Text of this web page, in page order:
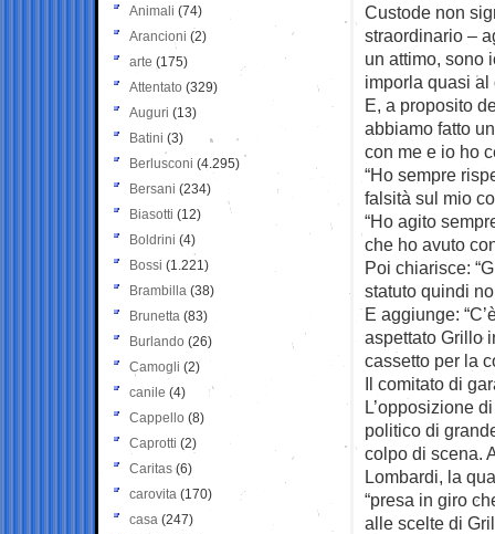
Custode non
straordinario –
un attimo, sono
imporla quasi al
E, a proposito
abbiamo fatto
con me e io ho
“Ho sempre
falsità sul mio
“Ho agito
che ho avuto
Poi chiarisce:
statuto quindi
E aggiunge:
aspettato Grillo
cassetto per la
Il comitato di
L’opposizione
politico di
colpo di scena.
Lombardi, la
“presa in giro
alle scelte di
Animali (74)
Arancioni (2)
arte (175)
Attentato (329)
Auguri (13)
Batini (3)
Berlusconi (4.295)
Bersani (234)
Biasotti (12)
Boldrini (4)
Bossi (1.221)
Brambilla (38)
Brunetta (83)
Burlando (26)
Camogli (2)
canile (4)
Cappello (8)
Caprotti (2)
Caritas (6)
carovita (170)
casa (247)